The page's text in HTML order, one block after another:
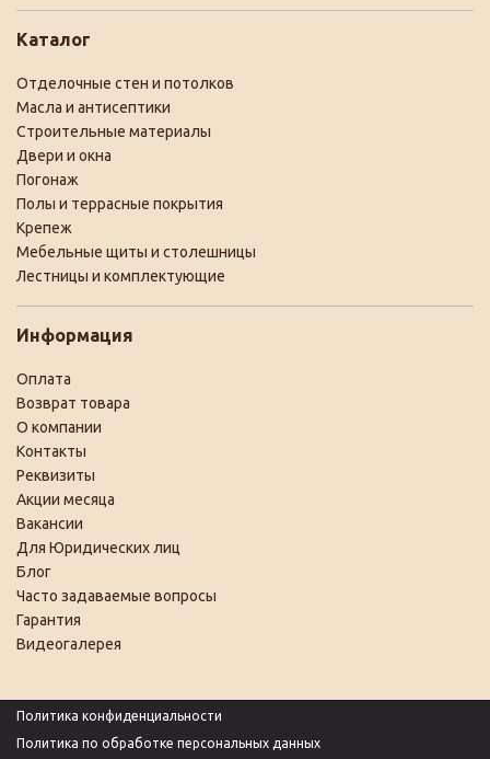
Каталог
Отделочные стен и потолков
Масла и антисептики
Строительные материалы
Двери и окна
Погонаж
Полы и террасные покрытия
Крепеж
Мебельные щиты и столешницы
Лестницы и комплектующие
Информация
Оплата
Возврат товара
О компании
Контакты
Реквизиты
Акции месяца
Вакансии
Для Юридических лиц
Блог
Часто задаваемые вопросы
Гарантия
Видеогалерея
Политика конфиденциальности
Политика по обработке персональных данных